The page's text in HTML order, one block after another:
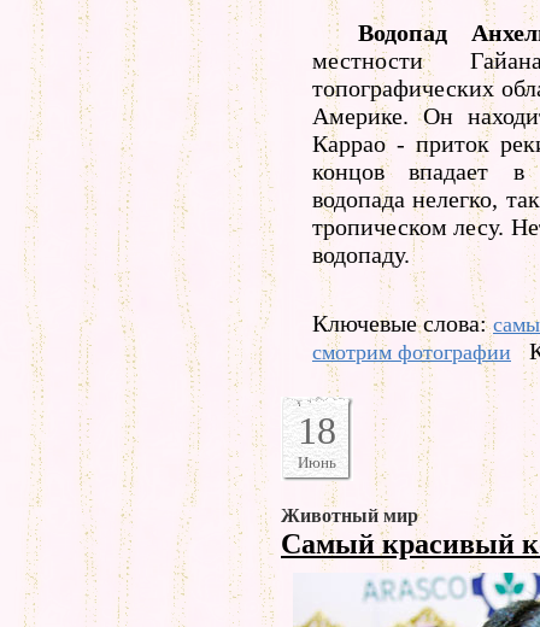
Водопад
местности
топографических
Америке. Он
Каррао - приток
концов впадает
водопада нелегко,
тропическом лесу.
водопаду.
Ключевые слова:
смотрим фотографии
18
Июнь
Животный мир
Самый красивый